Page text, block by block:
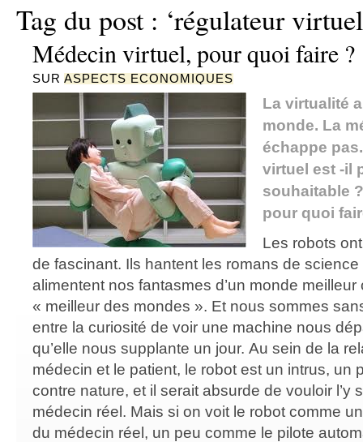
Tag du post : ‘régulateur
Médecin virtuel, pour quoi faire ?
SUR ASPECTS ECONOMIQUES
La virtualité
monde. La
échappe
virtuel est -il
souhaitable
pour quoi
Les robots
de fascinant. Ils hantent les romans de science
alimentent nos fantasmes d’un monde meilleur
« meilleur des mondes ». Et nous sommes
entre la curiosité de voir une machine nous
qu’elle nous supplante un jour. Au sein de la
médecin et le patient, le robot est un intrus, un
contre nature, et il serait absurde de vouloir l’y
médecin réel. Mais si on voit le robot comme
du médecin réel, un peu comme le pilote